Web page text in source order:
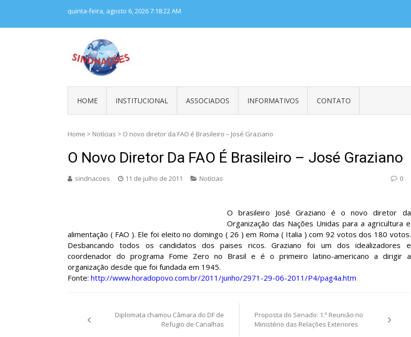
quinta-feira, agosto 6, 20267:18:22 AM
HOME INSTITUCIONAL ASSOCIADOS INFORMATIVOS CONTATO
Home > Notícias > O novo diretor da FAO é Brasileiro – José Graziano
O Novo Diretor Da FAO É Brasileiro – José Graziano
sindnacoes 11 de julho de 2011 Notícias 0
O brasileiro José Graziano é o novo diretor da
Organização das Nações Unidas para a agricultura e
alimentação ( FAO ). Ele foi eleito no domingo ( 26 ) em Roma ( Italia ) com 92 votos dos 180 votos.
Desbancando todos os candidatos dos paises ricos. Graziano foi um dos idealizadores e
coordenador do programa Fome Zero no Brasil e é o primeiro latino-americano a dirigir a
organização desde que foi fundada em 1945.
Fonte: http://www.horadopovo.com.br/2011/junho/2971-29-06-2011/P4/pag4a.htm
de
Diplomata chamou Câmara do DF de
Refugio de Canalhas
Proposta do Senado: 1.ª Reunião no
Ministério das Relações Exteriores